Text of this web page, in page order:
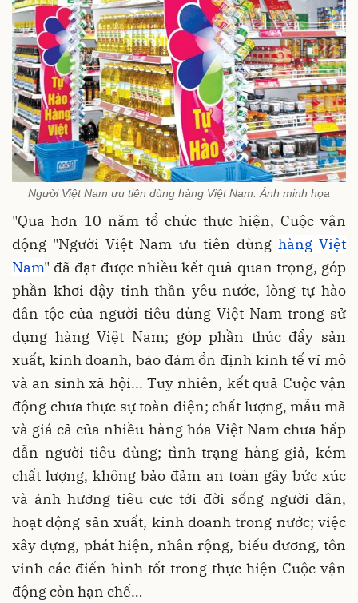
Người Việt Nam ưu tiên dùng hàng Việt Nam. Ảnh minh họa
"Qua hơn 10 năm tổ chức thực hiện, Cuộc vận
động "Người Việt Nam ưu tiên dùng hàng Việt
Nam" đã đạt được nhiều kết quả quan trọng, góp
phần khơi dậy tinh thần yêu nước, lòng tự hào
dân tộc của người tiêu dùng Việt Nam trong sử
dụng hàng Việt Nam; góp phần thúc đẩy sản
xuất, kinh doanh, bảo đảm ổn định kinh tế vĩ mô
và an sinh xã hội... Tuy nhiên, kết quả Cuộc vận
động chưa thực sự toàn diện; chất lượng, mẫu mã
và giá cả của nhiều hàng hóa Việt Nam chưa hấp
dẫn người tiêu dùng; tình trạng hàng giả, kém
chất lượng, không bảo đảm an toàn gây bức xúc
và ảnh hưởng tiêu cực tới đời sống người dân,
hoạt động sản xuất, kinh doanh trong nước; việc
xây dựng, phát hiện, nhân rộng, biểu dương, tôn
vinh các điển hình tốt trong thực hiện Cuộc vận
động còn hạn chế…